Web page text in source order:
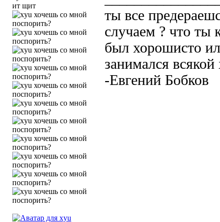
ит щит
ты все
случаем ? что ты
был хорошисто
занимался
-Евгений Бобков